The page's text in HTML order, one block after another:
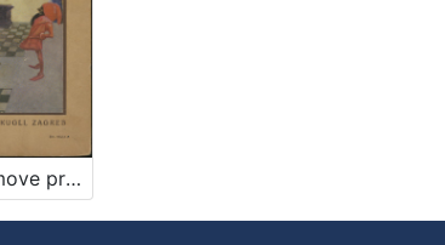
Izabrane Grimove priče za mladež / priredio Zlatko Špoljar